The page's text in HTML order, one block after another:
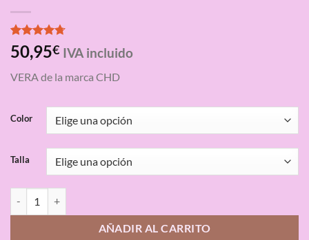
Valorado
con4.67
base a
3
50,95€ IVA incluido
VERA de la marca CHD
Color
Talla
AÑADIR AL CARRITO